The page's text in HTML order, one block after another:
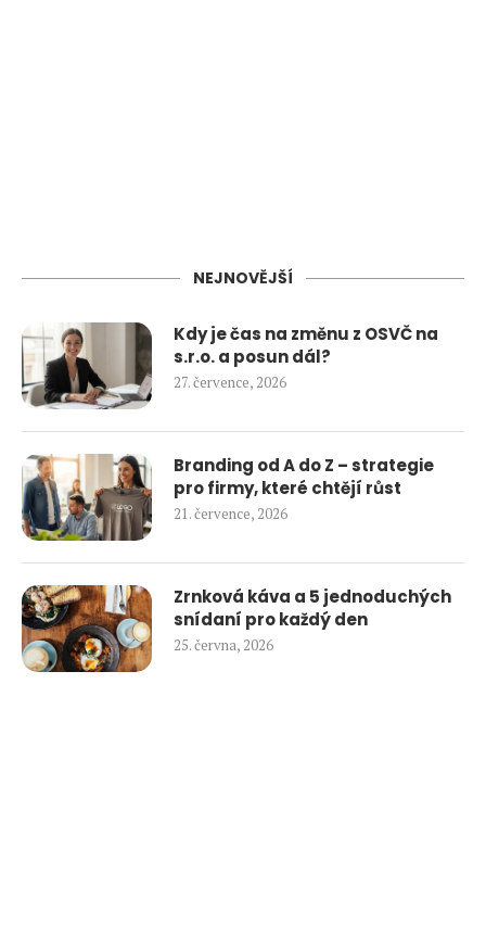
NEJNOVĚJŠÍ
Kdy je čas na změnu z OSVČ na
s.r.o. a posun dál?
27. července, 2026
Branding od A do Z – strategie
pro firmy, které chtějí růst
21. července, 2026
Zrnková káva a 5 jednoduchých
snídaní pro každý den
25. června, 2026